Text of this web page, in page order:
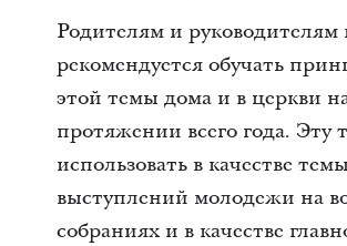
Родителям и
рекомендуется обучать
этой темы дома и в церкви
протяжении всего года. Эту
использовать в качестве темы
выступлений молодежи на
собраниях и в качестве